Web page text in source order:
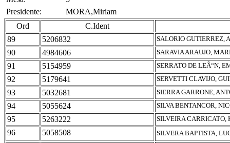
Presidente:
MORA,Miriam
Ord
C.Ident
89
5206832 SALORIO GUTIERREZ,
90 4984606 SARAVIA ARAUJO,
91 5154959 SERRATO DE LEÃ“N,
92 5179641 SERVETTI CLAVIJO,
93 5032681 SIERRA GARRONE,
94 5055624 SILVA BENTANCOR,
95 5263222 SILVEIRA CARRICATO,
96 5058508 SILVERA BAPTISTA,